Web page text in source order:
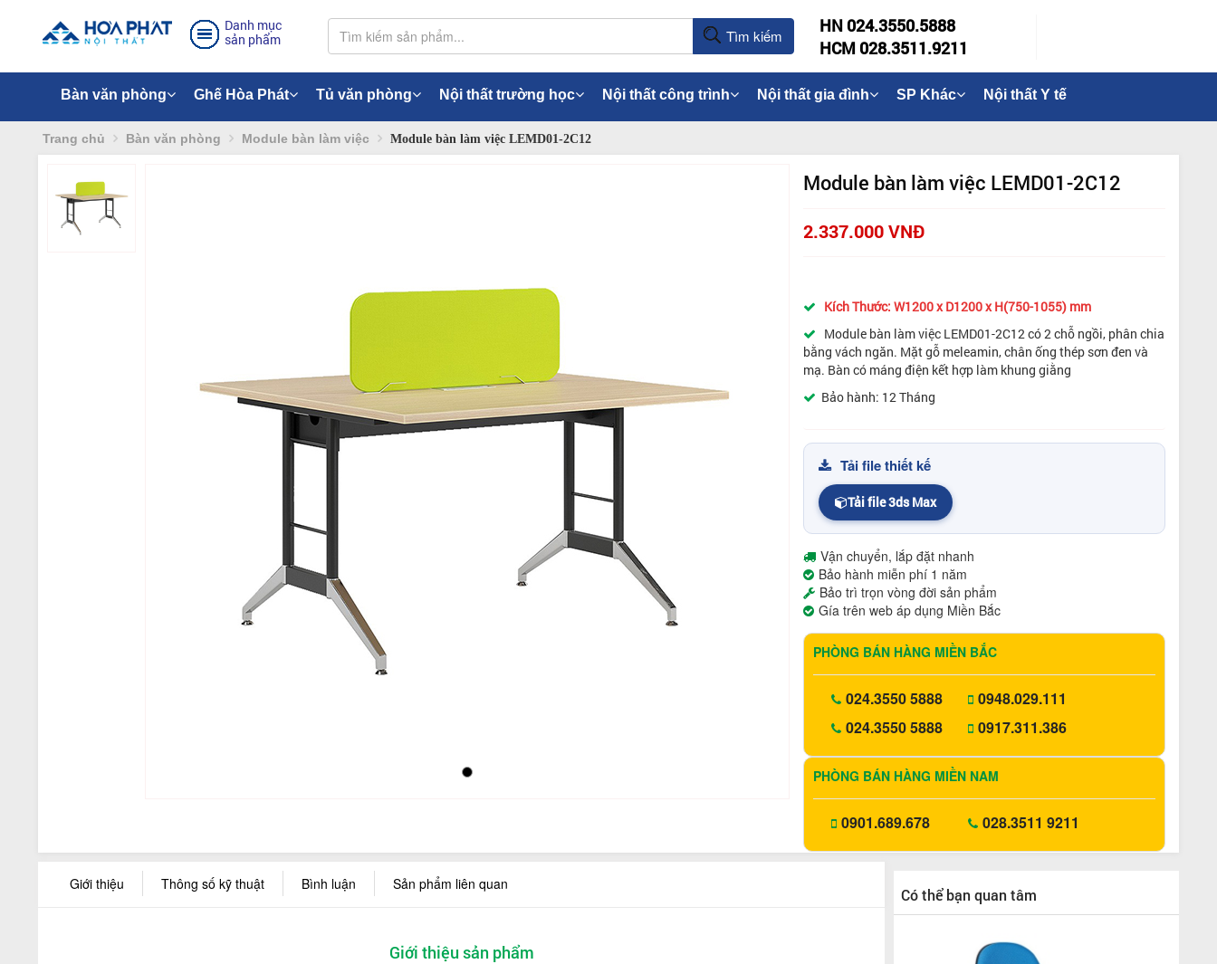
Danh mục
sản phẩm
Tìm kiếm
HN 024.3550.5888
HCM 028.3511.9211
Bàn văn phòng Ghế Hòa Phát Tủ văn phòng Nội thất trường học Nội thất công trình Nội thất gia đình SP Khác Nội thất Y tế
Trang chủ Bàn văn phòng Module bàn làm việc Module bàn làm việc LEMD01-2C12
Module bàn làm việc LEMD01-2C12
2.337.000 VNĐ
Kích Thước: W1200 x D1200 x H(750-1055) mm
Module bàn làm việc LEMD01-2C12 có 2 chỗ ngồi, phân chia
bằng vách ngăn. Mặt gỗ meleamin, chân ống thép sơn đen và
mạ. Bàn có máng điện kết hợp làm khung giằng
Bảo hành: 12 Tháng
Tải file thiết kế
Tải file 3ds Max
Vận chuyển, lắp đặt nhanh
Bảo hành miễn phí 1 năm
Bảo trì trọn vòng đời sản phẩm
Gía trên web áp dụng Miền Bắc
PHÒNG BÁN HÀNG MIỀN BẮC
024.3550 5888
024.3550 5888
0948.029.111
0917.311.386
PHÒNG BÁN HÀNG MIỀN NAM
0901.689.678 028.3511 9211
Giới thiệu Thông số kỹ thuật Bình luận Sản phẩm liên quan
Giới thiệu sản phẩm
Có thể bạn quan tâm